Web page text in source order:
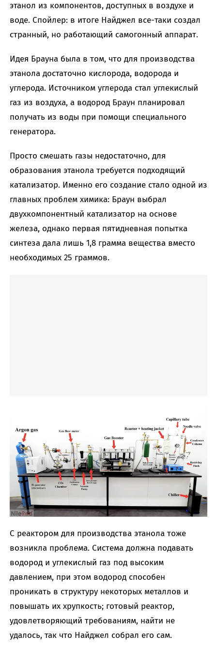
этанол из компонентов, доступных в воздухе и
воде. Спойлер: в итоге Найджел все-таки создал
странный, но работающий самогонный аппарат.
Идея Брауна была в том, что для производства
этанола достаточно кислорода, водорода и
углерода. Источником углерода стал углекислый
газ из воздуха, а водород Браун планировал
получать из воды при помощи специального
генератора.
Просто смешать газы недостаточно, для
образования этанола требуется подходящий
катализатор. Именно его создание стало одной из
главных проблем химика: Браун выбрал
двухкомпонентный катализатор на основе
железа, однако первая пятидневная попытка
синтеза дала лишь 1,8 грамма вещества вместо
необходимых 25 граммов.
С реактором для производства этанола тоже
возникла проблема. Система должна подавать
водород и углекислый газ под высоким
давлением, при этом водород способен
проникать в структуру некоторых металлов и
повышать их хрупкость; готовый реактор,
удовлетворяющий требованиям, найти не
удалось, так что Найджел собрал его сам.